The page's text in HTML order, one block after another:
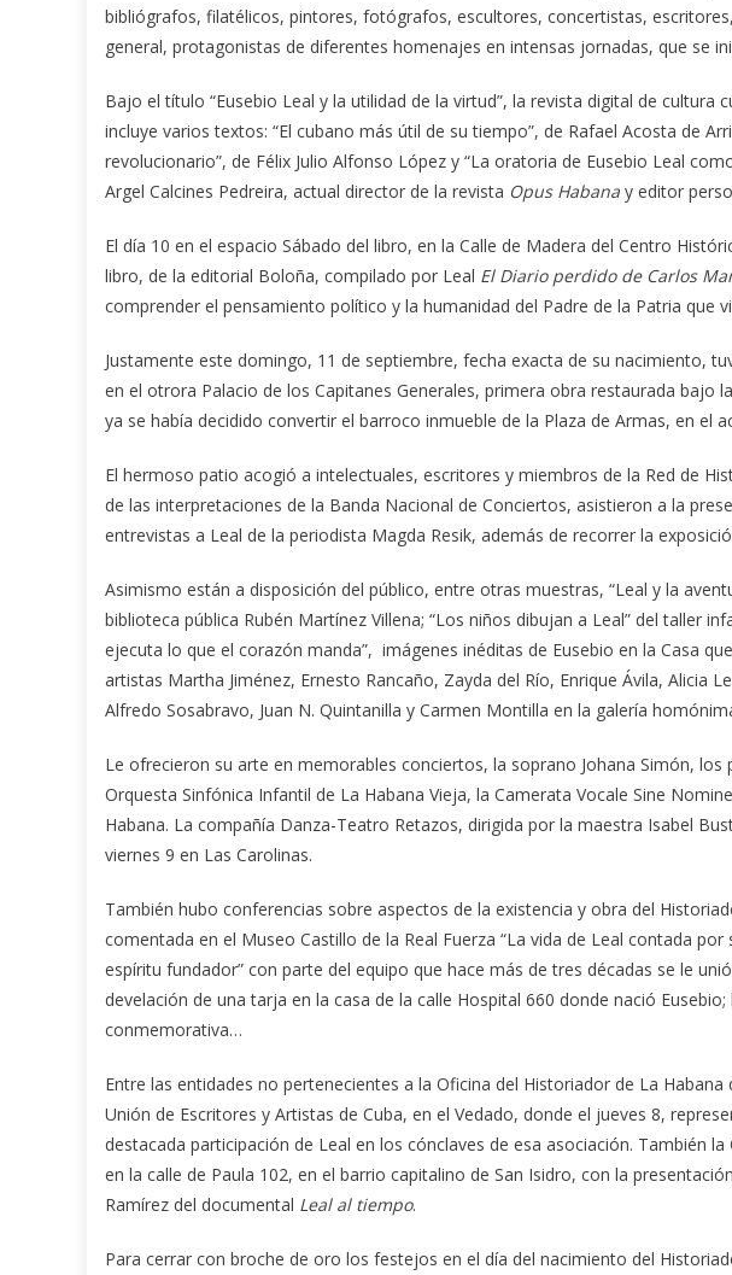
bibliógrafos, filatélicos, pintores, fotógrafos, escultores, concertistas,
general, protagonistas de diferentes homenajes en intensas jornadas, que se
Bajo el título “Eusebio Leal y la utilidad de la virtud”, la revista digital de cultura
incluye varios textos: “El cubano más útil de su tiempo”, de Rafael Acosta de
revolucionario”, de Félix Julio Alfonso López y “La oratoria de Eusebio Leal
Argel Calcines Pedreira, actual director de la revista Opus Habana y editor
El día 10 en el espacio Sábado del libro, en la Calle de Madera del Centro
libro, de la editorial Boloña, compilado por Leal El Diario perdido de Carlos
comprender el pensamiento político y la humanidad del Padre de la Patria que
Justamente este domingo, 11 de septiembre, fecha exacta de su nacimiento,
en el otrora Palacio de los Capitanes Generales, primera obra restaurada bajo
ya se había decidido convertir el barroco inmueble de la Plaza de Armas, en el
El hermoso patio acogió a intelectuales, escritores y miembros de la Red de
de las interpretaciones de la Banda Nacional de Conciertos, asistieron a la
entrevistas a Leal de la periodista Magda Resik, además de recorrer la
Asimismo están a disposición del público, entre otras muestras, “Leal y la
biblioteca pública Rubén Martínez Villena; “Los niños dibujan a Leal” del taller
ejecuta lo que el corazón manda”, imágenes inéditas de Eusebio en la Casa
artistas Martha Jiménez, Ernesto Rancaño, Zayda del Río, Enrique Ávila, Alicia
Alfredo Sosabravo, Juan N. Quintanilla y Carmen Montilla en la galería
Le ofrecieron su arte en memorables conciertos, la soprano Johana Simón, los
Orquesta Sinfónica Infantil de La Habana Vieja, la Camerata Vocale Sine
Habana. La compañía Danza-Teatro Retazos, dirigida por la maestra Isabel
viernes 9 en Las Carolinas.
También hubo conferencias sobre aspectos de la existencia y obra del
comentada en el Museo Castillo de la Real Fuerza “La vida de Leal contada por
espíritu fundador” con parte del equipo que hace más de tres décadas se le
develación de una tarja en la casa de la calle Hospital 660 donde nació
conmemorativa…
Entre las entidades no pertenecientes a la Oficina del Historiador de La
Unión de Escritores y Artistas de Cuba, en el Vedado, donde el jueves 8,
destacada participación de Leal en los cónclaves de esa asociación. También
en la calle de Paula 102, en el barrio capitalino de San Isidro, con la
Ramírez del documental Leal al tiempo.
Para cerrar con broche de oro los festejos en el día del nacimiento del